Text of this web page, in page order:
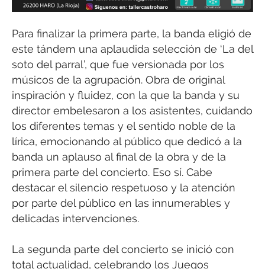
Para finalizar la primera parte, la banda eligió de
este tándem una aplaudida selección de ‘La del
soto del parral’, que fue versionada por los
músicos de la agrupación. Obra de original
inspiración y fluidez, con la que la banda y su
director embelesaron a los asistentes, cuidando
los diferentes temas y el sentido noble de la
lírica, emocionando al público que dedicó a la
banda un aplauso al final de la obra y de la
primera parte del concierto. Eso sí. Cabe
destacar el silencio respetuoso y la atención
por parte del público en las innumerables y
delicadas intervenciones.
La segunda parte del concierto se inició con
total actualidad, celebrando los Juegos